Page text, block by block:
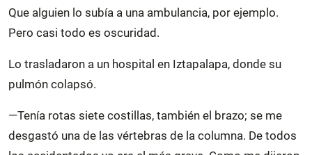
Que alguien lo subía a una ambulancia, por ejemplo.
Pero casi todo es oscuridad.
Lo trasladaron a un hospital en Iztapalapa, donde su
pulmón colapsó.
—Tenía rotas siete costillas, también el brazo; se me
desgastó una de las vértebras de la columna. De todos